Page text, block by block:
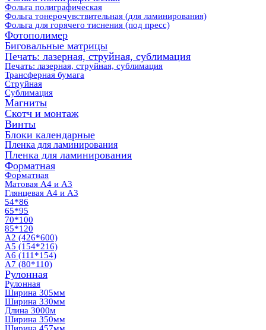
Фольга полиграфическая
Фольга тонерочувствительная (для ламинирования)
Фольга для горячего тиснения (под пресс)
Фотополимер
Биговальные матрицы
Печать: лазерная, струйная, сублимация
Печать: лазерная, струйная, сублимация
Трансферная бумага
Струйная
Сублимация
Магниты
Скотч и монтаж
Винты
Блоки календарные
Пленка для ламинирования
Пленка для ламинирования
Форматная
Форматная
Матовая А4 и А3
Глянцевая А4 и А3
54*86
65*95
70*100
85*120
А2 (426*600)
А5 (154*216)
А6 (111*154)
А7 (80*110)
Рулонная
Рулонная
Ширина 305мм
Ширина 330мм
Длина 3000м
Ширина 350мм